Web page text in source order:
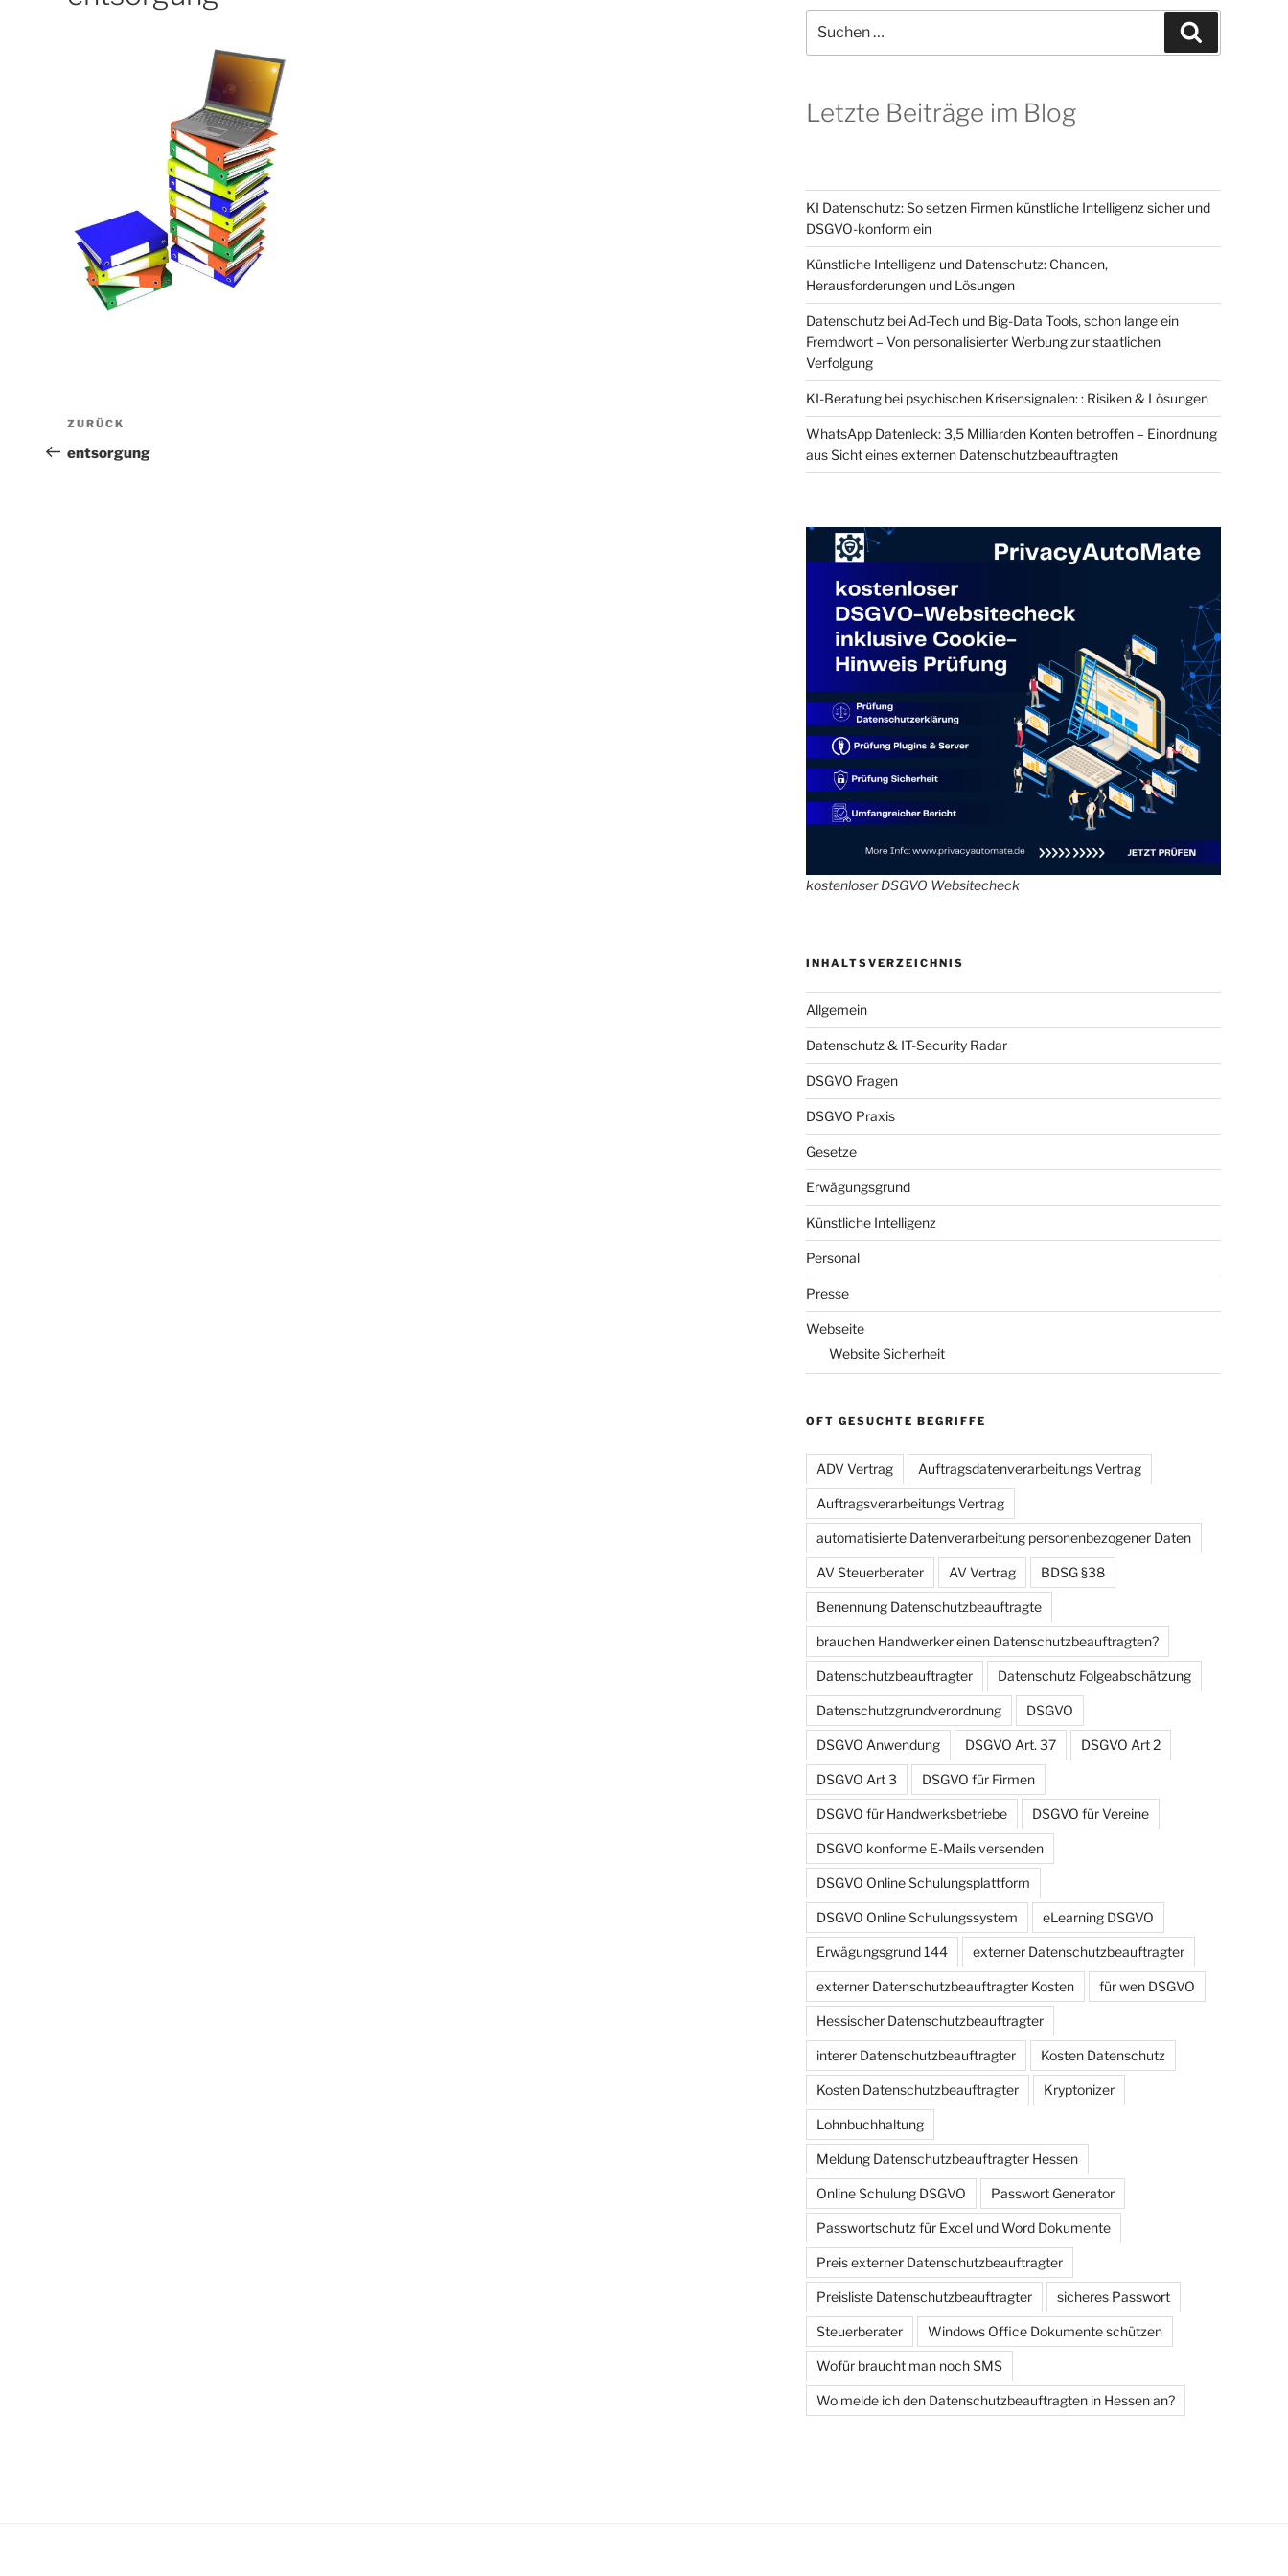
Beitragsnavigation
Vorheriger
Beitrag
ZURÜCK
entsorgung
nach:
Letzte Beiträge im Blog
KI Datenschutz: So setzen Firmen künstliche Intelligenz sicher und
DSGVO-konform ein
Künstliche Intelligenz und Datenschutz: Chancen,
Herausforderungen und Lösungen
Datenschutz bei Ad-Tech und Big-Data Tools, schon lange ein
Fremdwort – Von personalisierter Werbung zur staatlichen
Verfolgung
KI-Beratung bei psychischen Krisensignalen: : Risiken & Lösungen
WhatsApp Datenleck: 3,5 Milliarden Konten betroffen – Einordnung
aus Sicht eines externen Datenschutzbeauftragten
kostenloser DSGVO Websitecheck
INHALTSVERZEICHNIS
Allgemein
Datenschutz & IT-Security Radar
DSGVO Fragen
DSGVO Praxis
Gesetze
Erwägungsgrund
Künstliche Intelligenz
Personal
Presse
Webseite
Website Sicherheit
OFT GESUCHTE BEGRIFFE
ADV Vertrag Auftragsdatenverarbeitungs Vertrag
Auftragsverarbeitungs Vertrag
automatisierte Datenverarbeitung personenbezogener Daten
AV Steuerberater AV Vertrag BDSG §38
Benennung Datenschutzbeauftragte
brauchen Handwerker einen Datenschutzbeauftragten?
Datenschutzbeauftragter Datenschutz Folgeabschätzung
Datenschutzgrundverordnung DSGVO
DSGVO Anwendung DSGVO Art. 37 DSGVO Art 2
DSGVO Art 3 DSGVO für Firmen
DSGVO für Handwerksbetriebe DSGVO für Vereine
DSGVO konforme E-Mails versenden
DSGVO Online Schulungsplattform
DSGVO Online Schulungssystem eLearning DSGVO
Erwägungsgrund 144 externer Datenschutzbeauftragter
externer Datenschutzbeauftragter Kosten für wen DSGVO
Hessischer Datenschutzbeauftragter
interer Datenschutzbeauftragter Kosten Datenschutz
Kosten Datenschutzbeauftragter Kryptonizer
Lohnbuchhaltung
Meldung Datenschutzbeauftragter Hessen
Online Schulung DSGVO Passwort Generator
Passwortschutz für Excel und Word Dokumente
Preis externer Datenschutzbeauftragter
Preisliste Datenschutzbeauftragter sicheres Passwort
Steuerberater Windows Office Dokumente schützen
Wofür braucht man noch SMS
Wo melde ich den Datenschutzbeauftragten in Hessen an?